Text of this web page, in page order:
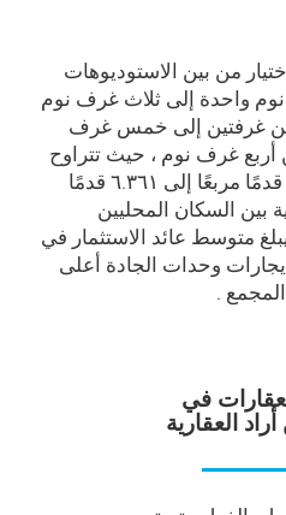
من بين الاستوديوهات
واحدة إلى ثلاث غرف نوم
من غرفتين إلى خمس غرف
أربع غرف نوم ، حيث تتراوح
مساحات المعيشة من ۲۸۹ قدمًا مربعًا إلى ٦.۳٦۱ قدمًا
بين السكان المحليين
متوسط عائد الاستثمار في
إيجارات وحدات الجادة أعلى
المجمع .
في
العقارية